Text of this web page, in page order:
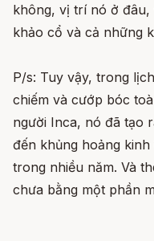
không, vị trí nó ở đâu,
khảo cổ và cả những
P/s: Tuy vậy, trong
chiếm và cướp bóc
người Inca, nó đã tạo
đến khủng hoảng
trong nhiều năm. Và
chưa bằng một phần